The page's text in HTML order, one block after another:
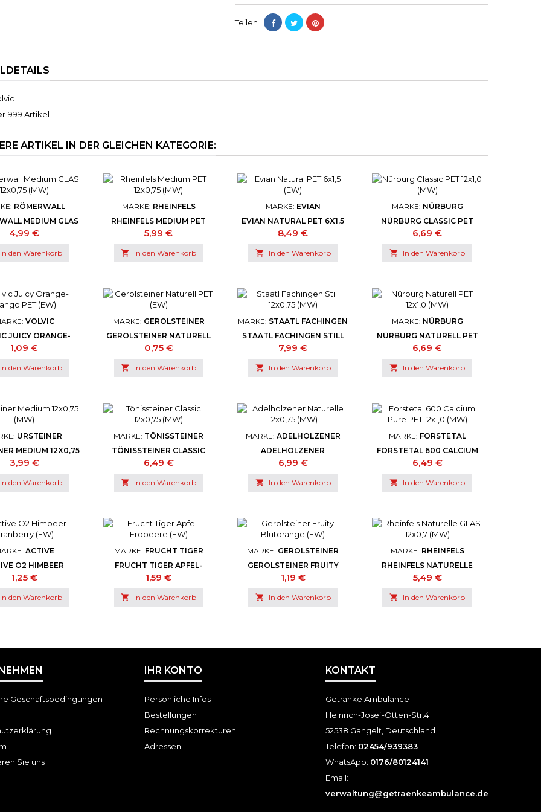
Teilen
999 Artikel
ARTIKEL IN DER GLEICHEN KATEGORIE:
RÖMERWALL
MEDIUM GLAS
12X0,75 (MW)
Preis
4,99 €
In den Warenkorb
MARKE: RHEINFELS
RHEINFELS MEDIUM PET
12X0,75 (MW)
Preis
5,99 €
 In den Warenkorb
MARKE: EVIAN
EVIAN NATURAL PET 6X1,5
(EW)
Preis
8,49 €
 In den Warenkorb
MARKE: NÜRBURG
NÜRBURG CLASSIC PET
12X1,0 (MW)
Preis
6,69 €
 In den Warenkorb
VOLVIC
JUICY ORANGE-
PET (EW)
Preis
1,09 €
In den Warenkorb
MARKE: GEROLSTEINER
GEROLSTEINER NATURELL
PET (EW)
Preis
0,75 €
 In den Warenkorb
MARKE: STAATL FACHINGEN
STAATL FACHINGEN STILL
12X0,75 (MW)
Preis
7,99 €
 In den Warenkorb
MARKE: NÜRBURG
NÜRBURG NATURELL PET
12X1,0 (MW)
Preis
6,69 €
 In den Warenkorb
URSTEINER
MEDIUM 12X0,75
(MW)
Preis
3,99 €
In den Warenkorb
MARKE: TÖNISSTEINER
TÖNISSTEINER CLASSIC
12X0,75 (MW)
Preis
6,49 €
 In den Warenkorb
MARKE: ADELHOLZENER
ADELHOLZENER
NATURELLE 12X0,75 (MW)
Preis
6,99 €
 In den Warenkorb
MARKE: FORSTETAL
FORSTETAL 600 CALCIUM
PURE PET 12X1,0 (MW)
Preis
6,49 €
 In den Warenkorb
ACTIVE
O2 HIMBEER
(EW)
Preis
1,25 €
In den Warenkorb
MARKE: FRUCHT TIGER
FRUCHT TIGER APFEL-
ERDBEERE (EW)
Preis
1,59 €
 In den Warenkorb
MARKE: GEROLSTEINER
GEROLSTEINER FRUITY
BLUTORANGE (EW)
Preis
1,19 €
 In den Warenkorb
MARKE: RHEINFELS
RHEINFELS NATURELLE
GLAS 12X0,7 (MW)
Preis
5,49 €
 In den Warenkorb
Geschäftsbedingungen
Sie uns
IHR KONTO
Persönliche Infos
Bestellungen
Rechnungskorrekturen
Adressen
KONTAKT
Getränke Ambulance
Heinrich-Josef-Otten-Str.4
52538 Gangelt, Deutschland
Telefon: 02454/939383
WhatsApp: 0176/80124141
Email:
verwaltung@getraenkeambulance.de